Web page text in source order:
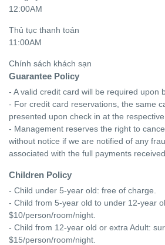
12:00AM
Thủ tục thanh toán
11:00AM
Chính sách khách sạn
Guarantee Policy
- A valid credit card will be required upon
- For credit card reservations, the same
presented upon check in at the
- Management reserves the right to
without notice if we are notified of any
associated with the full payments received.
Children Policy
- Child under 5-year old: free of charge.
- Child from 5-year old to under 12-year
$10/person/room/night.
- Child from 12-year old or extra Adult:
$15/person/room/night.